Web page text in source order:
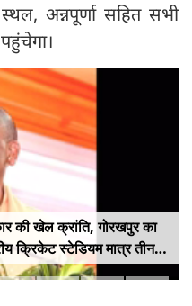
अन्नपूर्णा सहित सभी
की खेल क्रांति, गोरखपुर का
क्रिकेट स्टेडियम मात्र तीन
20% तैयार